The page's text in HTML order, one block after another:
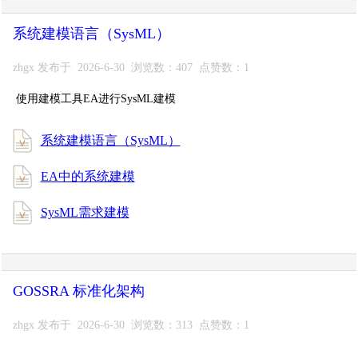
系统建模语言（SysML）
zhgx 发布于 2026-6-30 浏览数：407 点赞数：1
使用建模工具EA进行SysML建模
系统建模语言（SysML）
EA中的系统建模
SysML需求建模
GOSSRA 标准化架构
zhgx 发布于 2026-6-30 浏览数：313 点赞数：1